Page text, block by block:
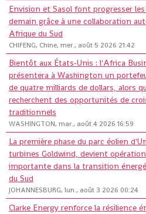
Envision et Sasol font progresser
demain grâce à une collaboration
Afrique du Sud
CHIFENG, Chine, mer., août 5 2026 21:42
Bientôt aux États-Unis : l'Africa
présentera à Washington un
de quatre milliards de dollars, alors
recherchent des opportunités de
traditionnels
WASHINGTON, mar., août 4 2026 16:59
La première phase du parc éolien
turbines Goldwind, devient
importante dans la transition
du Sud
JOHANNESBURG, lun., août 3 2026 00:24
Clarke Energy renforce la résilience